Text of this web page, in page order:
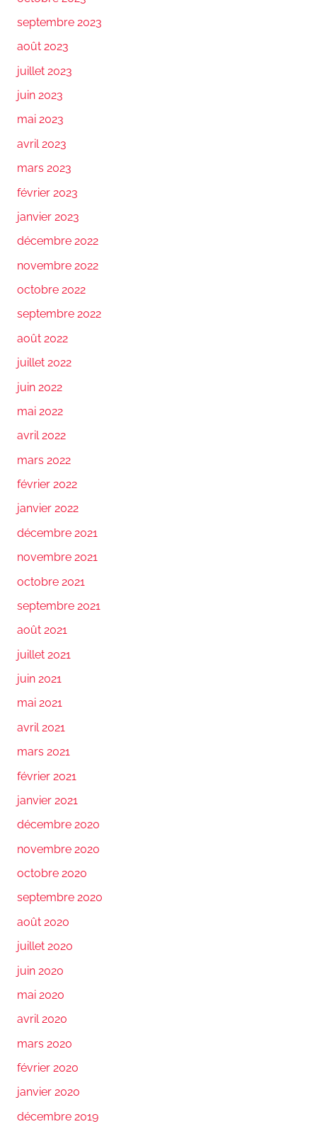
septembre 2023
août 2023
juillet 2023
juin 2023
mai 2023
avril 2023
mars 2023
février 2023
janvier 2023
décembre 2022
novembre 2022
octobre 2022
septembre 2022
août 2022
juillet 2022
juin 2022
mai 2022
avril 2022
mars 2022
février 2022
janvier 2022
décembre 2021
novembre 2021
octobre 2021
septembre 2021
août 2021
juillet 2021
juin 2021
mai 2021
avril 2021
mars 2021
février 2021
janvier 2021
décembre 2020
novembre 2020
octobre 2020
septembre 2020
août 2020
juillet 2020
juin 2020
mai 2020
avril 2020
mars 2020
février 2020
janvier 2020
décembre 2019